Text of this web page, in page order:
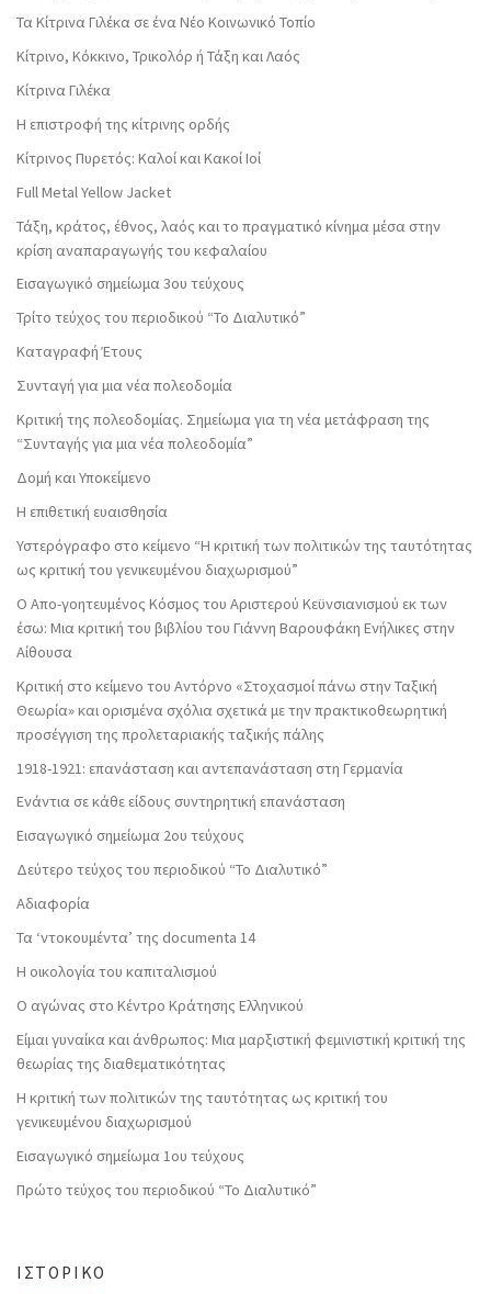
Τα Κίτρινα Γιλέκα σε ένα Νέο Κοινωνικό Τοπίο
Κίτρινο, Κόκκινο, Τρικολόρ ή Τάξη και Λαός
Κίτρινα Γιλέκα
Η επιστροφή της κίτρινης ορδής
Κίτρινος Πυρετός: Καλοί και Κακοί Ιοί
Full Metal Yellow Jacket
Τάξη, κράτος, έθνος, λαός και το πραγματικό κίνημα μέσα στην
κρίση αναπαραγωγής του κεφαλαίου
Εισαγωγικό σημείωμα 3ου τεύχους
Τρίτο τεύχος του περιοδικού “Το Διαλυτικό”
Καταγραφή Έτους
Συνταγή για μια νέα πολεοδομία
Κριτική της πολεοδομίας. Σημείωμα για τη νέα μετάφραση της
“Συνταγής για μια νέα πολεοδομία”
Δομή και Υποκείμενο
Η επιθετική ευαισθησία
Υστερόγραφο στο κείμενο “Η κριτική των πολιτικών της ταυτότητας
ως κριτική του γενικευμένου διαχωρισμού”
Ο Απο-γοητευμένος Κόσμος του Αριστερού Κεϋνσιανισμού εκ των
έσω: Μια κριτική του βιβλίου του Γιάννη Βαρουφάκη Ενήλικες στην
Αίθουσα
Κριτική στο κείμενο του Αντόρνο «Στοχασμοί πάνω στην Ταξική
Θεωρία» και ορισμένα σχόλια σχετικά με την πρακτικοθεωρητική
προσέγγιση της προλεταριακής ταξικής πάλης
1918-1921: επανάσταση και αντεπανάσταση στη Γερμανία
Ενάντια σε κάθε είδους συντηρητική επανάσταση
Εισαγωγικό σημείωμα 2ου τεύχους
Δεύτερο τεύχος του περιοδικού “Το Διαλυτικό”
Αδιαφορία
Τα ‘ντοκουμέντα’ της documenta 14
Η οικολογία του καπιταλισμού
Ο αγώνας στο Κέντρο Κράτησης Ελληνικού
Είμαι γυναίκα και άνθρωπος: Μια μαρξιστική φεμινιστική κριτική της
θεωρίας της διαθεματικότητας
Η κριτική των πολιτικών της ταυτότητας ως κριτική του
γενικευμένου διαχωρισμού
Εισαγωγικό σημείωμα 1ου τεύχους
Πρώτο τεύχος του περιοδικού “Το Διαλυτικό”
ΙΣΤΟΡΙΚΌ